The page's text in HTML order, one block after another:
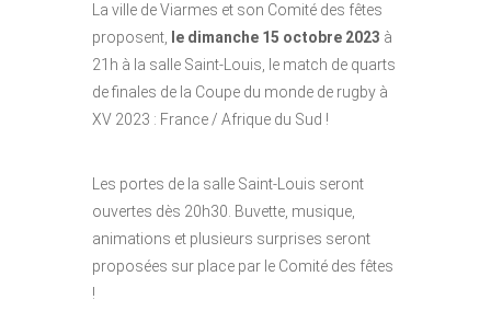
La ville de Viarmes et son Comité des fêtes
proposent, le dimanche 15 octobre 2023 à
21h à la salle Saint-Louis, le match de quarts
de finales de la Coupe du monde de rugby à
XV 2023 : France / Afrique du Sud !
Les portes de la salle Saint-Louis seront
ouvertes dès 20h30. Buvette, musique,
animations et plusieurs surprises seront
proposées sur place par le Comité des fêtes
!